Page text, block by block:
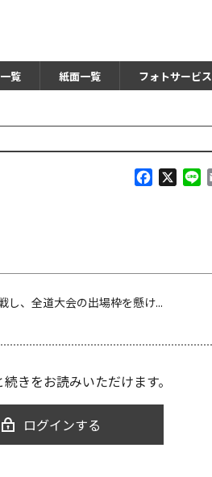
覧 紙面一覧 フォトサービス
k
、全道大会の出場枠を懸け...
きをお読みいただけます。
ログインする